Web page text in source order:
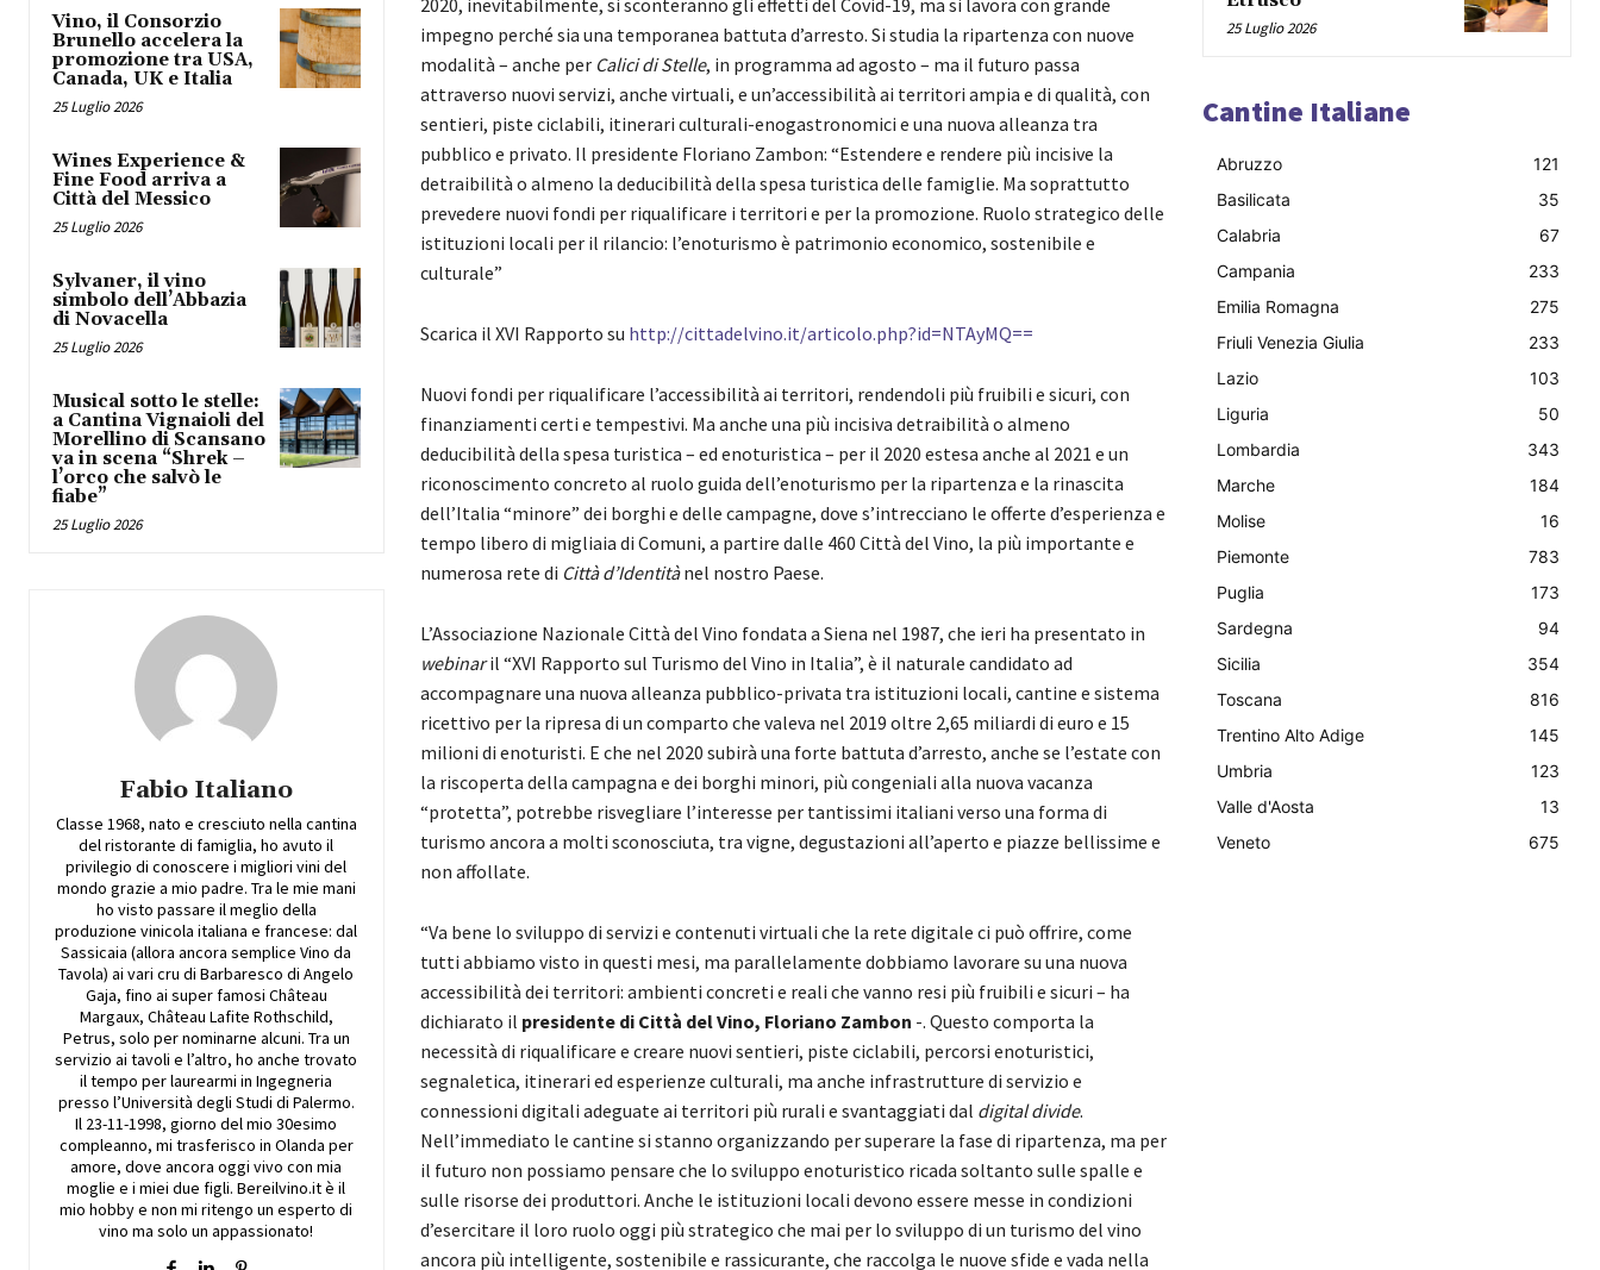
Vino, il Consorzio
Brunello accelera la
promozione tra USA,
Canada, UK e Italia
25 Luglio 2026
Wines Experience &
Fine Food arriva a
Città del Messico
25 Luglio 2026
Sylvaner, il vino
simbolo dell’Abbazia
di Novacella
25 Luglio 2026
Musical sotto le stelle:
a Cantina Vignaioli del
Morellino di Scansano
va in scena “Shrek –
l’orco che salvò le
fiabe”
25 Luglio 2026
Fabio Italiano
Classe 1968, nato e cresciuto nella cantina
del ristorante di famiglia, ho avuto il
privilegio di conoscere i migliori vini del
mondo grazie a mio padre. Tra le mie mani
ho visto passare il meglio della
produzione vinicola italiana e francese: dal
Sassicaia (allora ancora semplice Vino da
Tavola) ai vari cru di Barbaresco di Angelo
Gaja, fino ai super famosi Château
Margaux, Château Lafite Rothschild,
Petrus, solo per nominarne alcuni. Tra un
servizio ai tavoli e l’altro, ho anche trovato
il tempo per laurearmi in Ingegneria
presso l’Università degli Studi di Palermo.
Il 23-11-1998, giorno del mio 30esimo
compleanno, mi trasferisco in Olanda per
amore, dove ancora oggi vivo con mia
moglie e i miei due figli. Bereilvino.it è il
mio hobby e non mi ritengo un esperto di
vino ma solo un appassionato!
impegno perché sia una temporanea battuta d’arresto. Si studia la ripartenza con nuove
modalità – anche per Calici di Stelle, in programma ad agosto – ma il futuro passa
attraverso nuovi servizi, anche virtuali, e un’accessibilità ai territori ampia e di qualità, con
sentieri, piste ciclabili, itinerari culturali-enogastronomici e una nuova alleanza tra
pubblico e privato. Il presidente Floriano Zambon: “Estendere e rendere più incisive la
detraibilità o almeno la deducibilità della spesa turistica delle famiglie. Ma soprattutto
prevedere nuovi fondi per riqualificare i territori e per la promozione. Ruolo strategico delle
istituzioni locali per il rilancio: l’enoturismo è patrimonio economico, sostenibile e
culturale”
Scarica il XVI Rapporto su http://cittadelvino.it/articolo.php?id=NTAyMQ==
Nuovi fondi per riqualificare l’accessibilità ai territori, rendendoli più fruibili e sicuri, con
finanziamenti certi e tempestivi. Ma anche una più incisiva detraibilità o almeno
deducibilità della spesa turistica – ed enoturistica – per il 2020 estesa anche al 2021 e un
riconoscimento concreto al ruolo guida dell’enoturismo per la ripartenza e la rinascita
dell’Italia “minore” dei borghi e delle campagne, dove s’intrecciano le offerte d’esperienza e
tempo libero di migliaia di Comuni, a partire dalle 460 Città del Vino, la più importante e
numerosa rete di Città d’Identitànel nostro Paese.
L’Associazione Nazionale Città del Vino fondata a Siena nel 1987, che ieri ha presentato in
webinaril “XVI Rapporto sul Turismo del Vino in Italia”, è il naturale candidato ad
accompagnare una nuova alleanza pubblico-privata tra istituzioni locali, cantine e sistema
ricettivo per la ripresa di un comparto che valeva nel 2019 oltre 2,65 miliardi di euro e 15
milioni di enoturisti. E che nel 2020 subirà una forte battuta d’arresto, anche se l’estate con
la riscoperta della campagna e dei borghi minori, più congeniali alla nuova vacanza
“protetta”, potrebbe risvegliare l’interesse per tantissimi italiani verso una forma di
turismo ancora a molti sconosciuta, tra vigne, degustazioni all’aperto e piazze bellissime e
non affollate.
“Va bene lo sviluppo di servizi e contenuti virtuali che la rete digitale ci può offrire, come
tutti abbiamo visto in questi mesi, ma parallelamente dobbiamo lavorare su una nuova
accessibilità dei territori: ambienti concreti e reali che vanno resi più fruibili e sicuri – ha
dichiarato il presidente di Città del Vino, Floriano Zambon -. Questo comporta la
necessità di riqualificare e creare nuovi sentieri, piste ciclabili, percorsi enoturistici,
segnaletica, itinerari ed esperienze culturali, ma anche infrastrutture di servizio e
connessioni digitali adeguate ai territori più rurali e svantaggiati dal digital divide.
Nell’immediato le cantine si stanno organizzando per superare la fase di ripartenza, ma per
il futuro non possiamo pensare che lo sviluppo enoturistico ricada soltanto sulle spalle e
sulle risorse dei produttori. Anche le istituzioni locali devono essere messe in condizioni
d’esercitare il loro ruolo oggi più strategico che mai per lo sviluppo di un turismo del vino
ancora più intelligente, sostenibile e rassicurante, che raccolga le nuove sfide e vada nella
25 Luglio 2026
Cantine Italiane
Abruzzo
121
Basilicata
35
Calabria
67
Campania
233
Emilia Romagna
275
Friuli Venezia Giulia
233
Lazio
103
Liguria
50
Lombardia
343
Marche
184
Molise
16
Piemonte
783
Puglia
173
Sardegna
94
Sicilia
354
Toscana
816
Trentino Alto Adige
145
Umbria
123
Valle d'Aosta
13
Veneto
675